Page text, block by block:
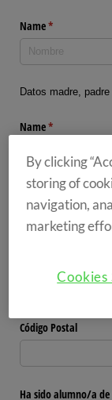
By clicking
storing of
navigation,
marketing
Cookies